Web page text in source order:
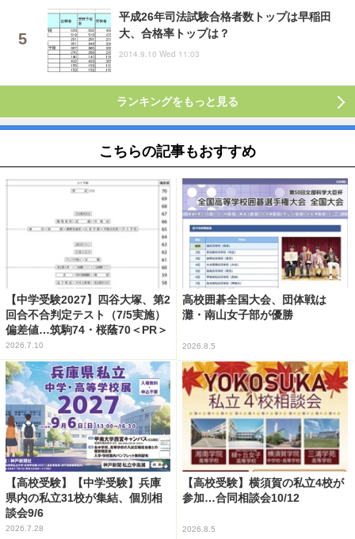
平成26年司法試験合格者数トップは早稲田
大、合格率トップは？
2014.9.10 Wed 11:03
ランキングをもっと見る
こちらの記事もおすすめ
【中学受験2027】四谷大塚、第2
回合不合判定テスト（7/5実施）
偏差値…筑駒74・桜蔭70＜PR＞
2026.7.10
高校囲碁全国大会、団体戦は
灘・南山女子部が優勝
2026.8.5
【高校受験】【中学受験】兵庫
県内の私立31校が集結、個別相
談会9/6
2026.7.28
【高校受験】横須賀の私立4校が
参加…合同相談会10/12
2026.8.5